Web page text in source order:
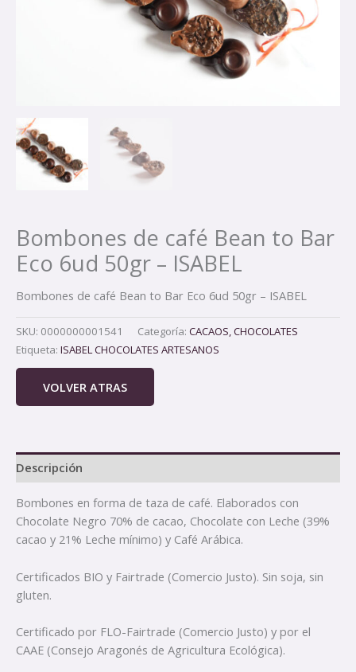
Bombones de café Bean to Bar
Eco 6ud 50gr – ISABEL
Bombones de café Bean to Bar Eco 6ud 50gr – ISABEL
SKU: 0000000001541 Categoría: CACAOS, CHOCOLATES
Etiqueta: ISABEL CHOCOLATES ARTESANOS
VOLVER ATRAS
Descripción
Bombones en forma de taza de café. Elaborados con
Chocolate Negro 70% de cacao, Chocolate con Leche (39%
cacao y 21% Leche mínimo) y Café Arábica.
Certificados BIO y Fairtrade (Comercio Justo). Sin soja, sin
gluten.
Certificado por FLO-Fairtrade (Comercio Justo) y por el
CAAE (Consejo Aragonés de Agricultura Ecológica).